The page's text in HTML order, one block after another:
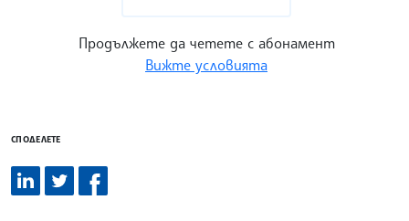
Продължете да четете с абонамент
Вижте условията
СПОДЕЛЕТЕ